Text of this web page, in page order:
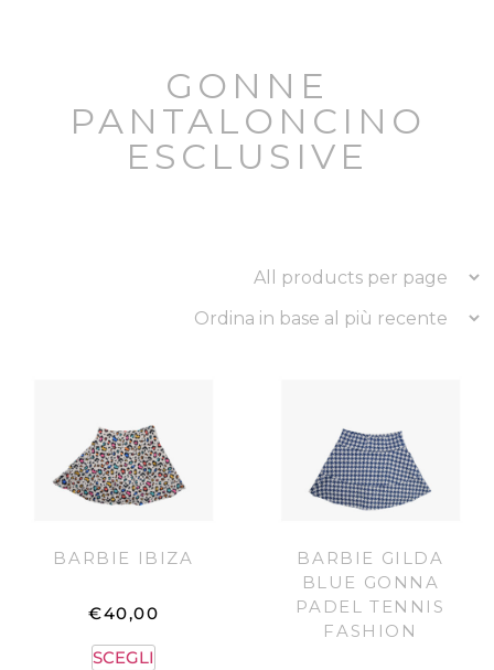
GONNE
PANTALONCINO
ESCLUSIVE
BARBIE IBIZA
€40,00
SCEGLI
BARBIE GILDA
BLUE GONNA
PADEL TENNIS
FASHION